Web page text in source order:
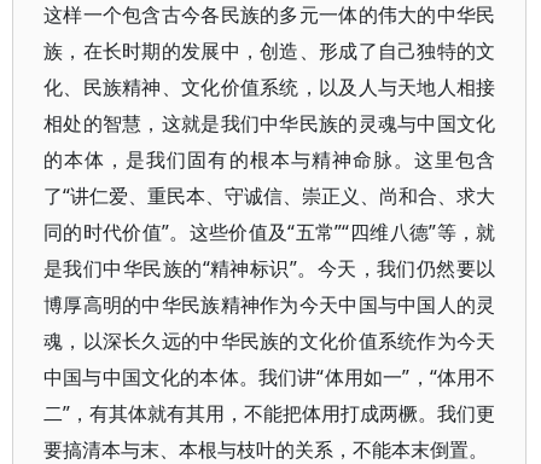
这样一个包含古今各民族的多元一体的伟大的中华民
族，在长时期的发展中，创造、形成了自己独特的文
化、民族精神、文化价值系统，以及人与天地人相接
相处的智慧，这就是我们中华民族的灵魂与中国文化
的本体，是我们固有的根本与精神命脉。这里包含
了“讲仁爱、重民本、守诚信、崇正义、尚和合、求大
同的时代价值”。这些价值及“五常”“四维八德”等，就
是我们中华民族的“精神标识”。今天，我们仍然要以
博厚高明的中华民族精神作为今天中国与中国人的灵
魂，以深长久远的中华民族的文化价值系统作为今天
中国与中国文化的本体。我们讲“体用如一”，“体用不
二”，有其体就有其用，不能把体用打成两橛。我们更
要搞清本与末、本根与枝叶的关系，不能本末倒置。